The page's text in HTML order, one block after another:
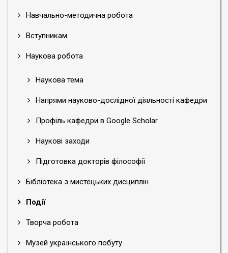
Навчально-методична робота
Вступникам
Наукова робота
Наукова тема
Напрями науково-дослідної діяльності кафедри
Профіль кафедри в Google Scholar
Наукові заходи
Підготовка докторів філософії
Бібліотека з мистецьких дисциплін
Події
Творча робота
Музей українського побуту